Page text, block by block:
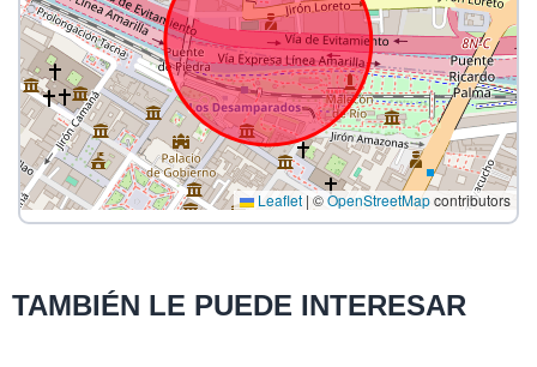
Leaflet | ©OpenStreetMapcontributors
TAMBIÉN LE PUEDE INTERESAR